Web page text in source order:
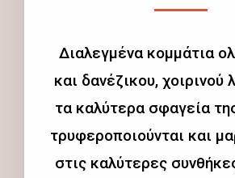
Διαλεγμένα κομμάτια
και δανέζικου, χοιρινού
τα καλύτερα σφαγεία
τρυφεροποιούνται και
στις καλύτερες